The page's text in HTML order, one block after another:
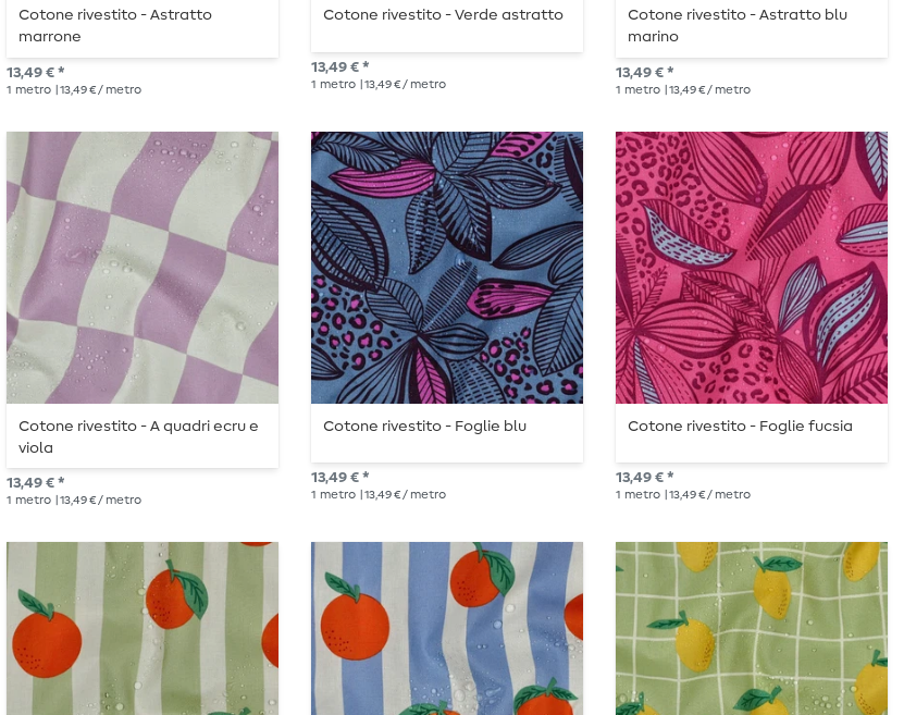
Cotone rivestito - Astratto
marrone
13,49 € *
1 metro | 13,49 € / metro
Cotone rivestito - Verde astratto
13,49 € *
1 metro | 13,49 € / metro
Cotone rivestito - Astratto blu
marino
13,49 € *
1 metro | 13,49 € / metro
Cotone rivestito - A quadri ecru e
viola
13,49 € *
1 metro | 13,49 € / metro
Cotone rivestito - Foglie blu
13,49 € *
1 metro | 13,49 € / metro
Cotone rivestito - Foglie fucsia
13,49 € *
1 metro | 13,49 € / metro